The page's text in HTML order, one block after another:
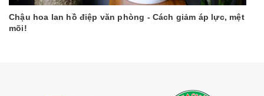
Chậu hoa lan hồ điệp văn phòng - Cách giảm áp lực, mệt
mõi!